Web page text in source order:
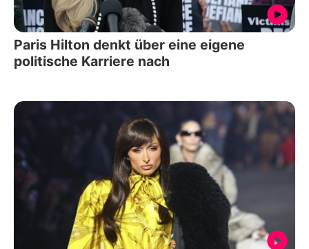
Paris Hilton denkt über eine eigene
politische Karriere nach